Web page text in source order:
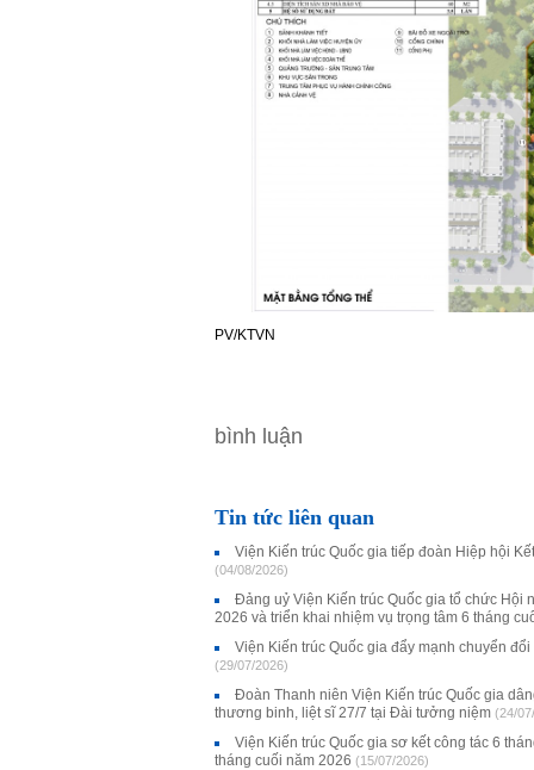
PV/KTVN
bình luận
Tin tức liên quan
Viện Kiến trúc Quốc gia tiếp đoàn Hiệp hội
(04/08/2026)
Đảng uỷ Viện Kiến trúc Quốc gia tổ chức Hội
2026 và triển khai nhiệm vụ trọng tâm 6 tháng
Viện Kiến trúc Quốc gia đẩy mạnh chuyển
(29/07/2026)
Đoàn Thanh niên Viện Kiến trúc Quốc gia
thương binh, liệt sĩ 27/7 tại Đài tưởng niệm (24/
Viện Kiến trúc Quốc gia sơ kết công tác 6
tháng cuối năm 2026 (15/07/2026)